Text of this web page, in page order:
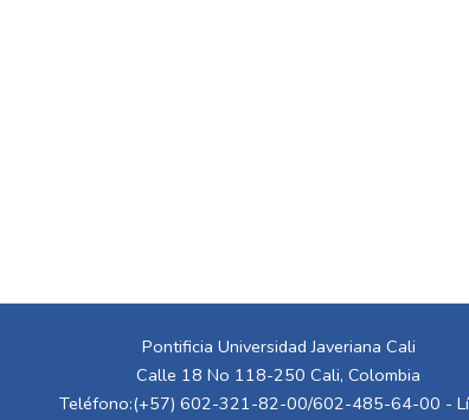
Pontificia Universidad Javeriana Cali
Calle 18 No 118-250 Cali, Colombia
Teléfono:(+57) 602-321-82-00/602-485-64-00 -